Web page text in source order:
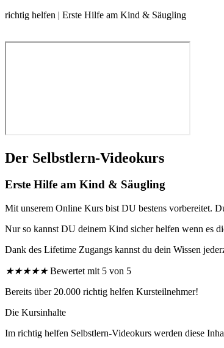
richtig helfen | Erste Hilfe am Kind & Säugling
Der Selbstlern-Videokurs
Erste Hilfe am Kind & Säugling
Mit unserem Online Kurs bist DU bestens vorbereitet.
Nur so kannst DU deinem Kind sicher helfen wenn es
Dank des Lifetime Zugangs kannst du dein Wissen
★★★★★ Bewertet mit 5 von 5
Bereits über 20.000 richtig helfen Kursteilnehmer!
Die Kursinhalte
Im richtig helfen Selbstlern-Videokurs werden diese